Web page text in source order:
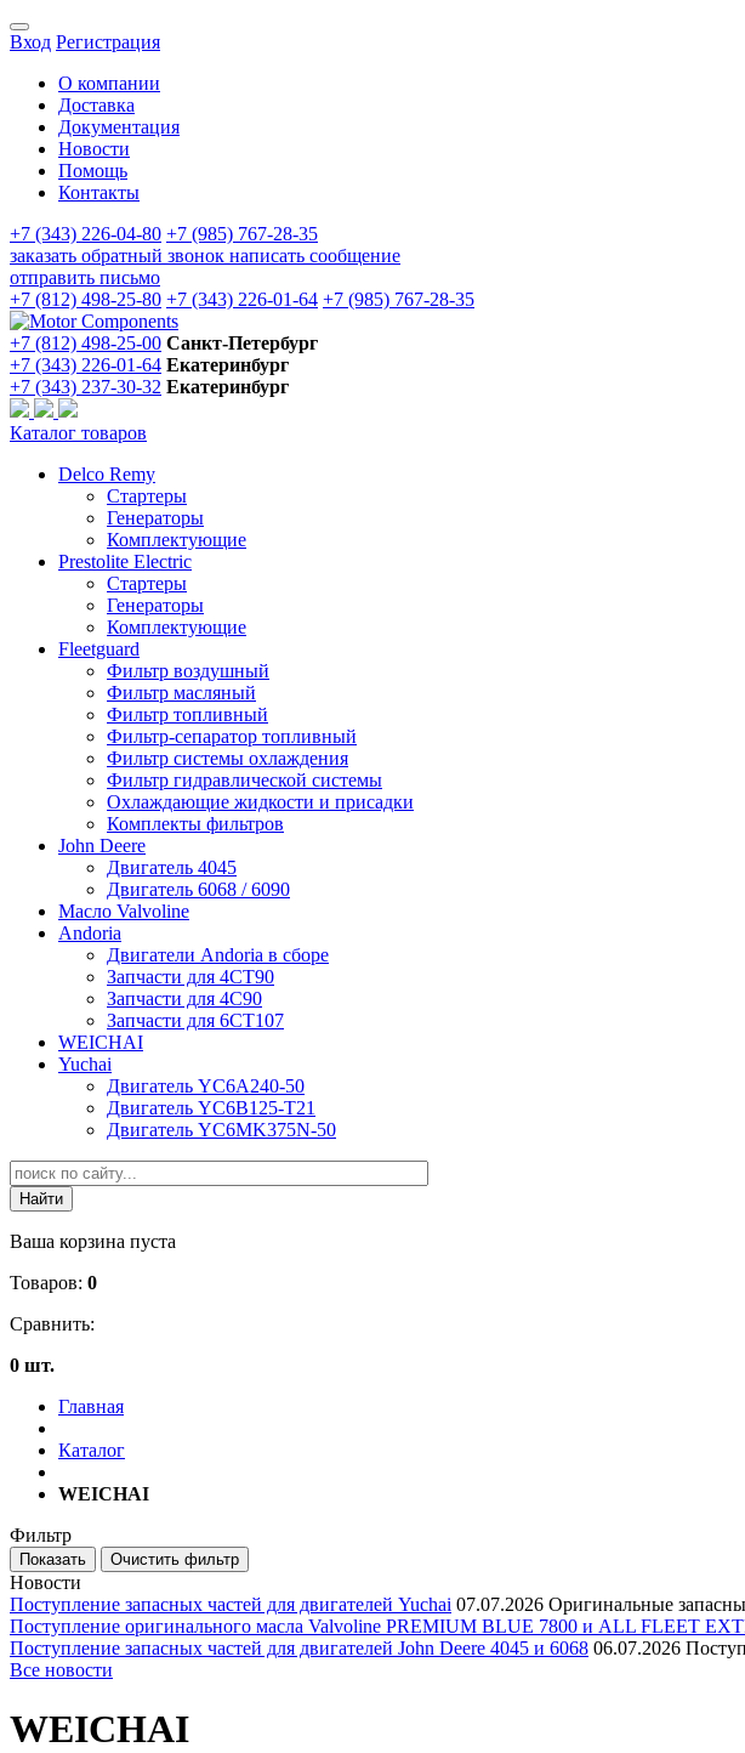
Вход Регистрация
О компании
Доставка
Документация
Новости
Помощь
Контакты
+7 (343) 226-04-80 +7 (985) 767-28-35
заказать обратный звонок написать сообщение
отправить письмо
+7 (812) 498-25-80 +7 (343) 226-01-64 +7 (985) 767-28-35
+7 (812) 498-25-00 Санкт-Петербург
+7 (343) 226-01-64 Екатеринбург
+7 (343) 237-30-32 Екатеринбург
Каталог товаров
Delco Remy
Стартеры
Генераторы
Комплектующие
Prestolite Electric
Стартеры
Генераторы
Комплектующие
Fleetguard
Фильтр воздушный
Фильтр масляный
Фильтр топливный
Фильтр-сепаратор топливный
Фильтр системы охлаждения
Фильтр гидравлической системы
Охлаждающие жидкости и присадки
Комплекты фильтров
John Deere
Двигатель 4045
Двигатель 6068 / 6090
Масло Valvoline
Andoria
Двигатели Andoria в сборе
Запчасти для 4CT90
Запчасти для 4С90
Запчасти для 6CT107
WEICHAI
Yuchai
Двигатель YC6A240-50
Двигатель YC6B125-T21
Двигатель YC6MK375N-50
Ваша корзина пуста
Товаров: 0
Сравнить:
0 шт.
Главная
Каталог
WEICHAI
Фильтр
Новости
Поступление запасных частей для двигателей Yuchai 07.07.2026 Оригинальные
Поступление оригинального масла Valvoline PREMIUM BLUE 7800 и ALL FLEET
Поступление запасных частей для двигателей John Deere 4045 и 6068 06.07.2026
Все новости
WEICHAI